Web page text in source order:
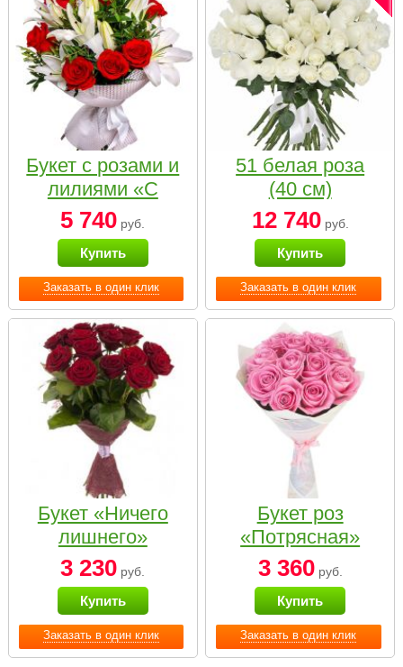
Заказать в один клик
Букет с розами и
лилиями «С
наилучшими
пожеланиями»
5 740 руб.
Купить
Заказать в один клик
51 белая роза
(40 см)
12 740руб.
Купить
Заказать в один клик
Букет «Ничего
лишнего»
3 230 руб.
Купить
Заказать в один клик
Букет роз
«Потрясная»
3 360руб.
Купить